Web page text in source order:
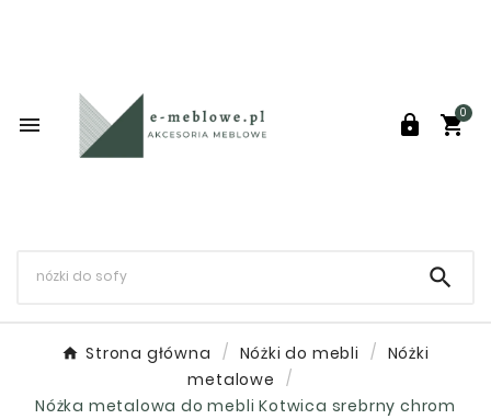
  
0

Strona główna Nóżki do mebli
Nóżki
metalowe
Nóżka metalowa do mebli Kotwica srebrny chrom